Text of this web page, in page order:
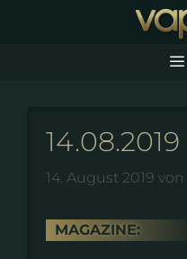
14.08.2019
14. August 2019 von
MAGAZINE: